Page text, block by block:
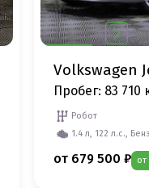
Volkswagen
Пробег: 83 710
Робот
1.4 л, 122 л.с.,
от 679 500 ₽